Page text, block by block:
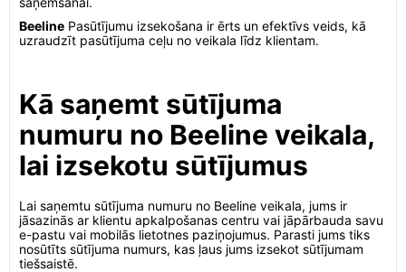
Beeline Pasūtījumu izsekošana ir ērts un efektīvs veids, kā
uzraudzīt pasūtījuma ceļu no veikala līdz klientam.
Kā saņemt sūtījuma
numuru no Beeline veikala,
lai izsekotu sūtījumus
Lai saņemtu sūtījuma numuru no Beeline veikala, jums ir
jāsazinās ar klientu apkalpošanas centru vai jāpārbauda savu
e-pastu vai mobilās lietotnes paziņojumus. Parasti jums tiks
nosūtīts sūtījuma numurs, kas ļaus jums izsekot sūtījumam
tiešsaistē.